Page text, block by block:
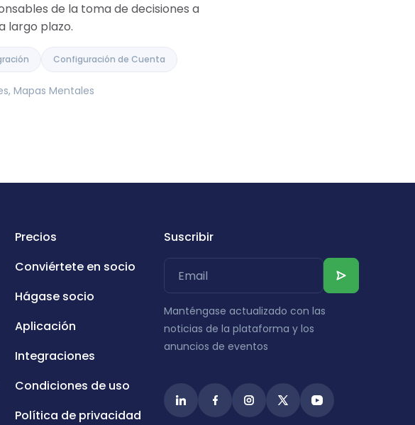
de la toma de decisiones a
largo plazo.
Configuración de Cuenta
Mapas Mentales
Precios
Conviértete en socio
Hágase socio
Aplicación
Integraciones
Condiciones de uso
Política de privacidad
Suscribir
Manténgase actualizado con las
noticias de la plataforma y los
anuncios de eventos